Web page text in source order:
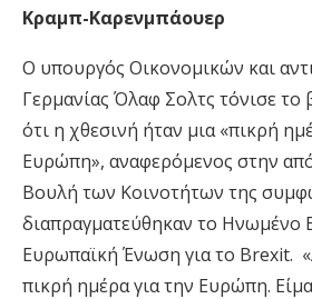
Κραμπ-Καρενμπάουερ
Ο υπουργός Οικονομικών και
Γερμανίας Όλαφ Σολτς τόνισε το
ότι η χθεσινή ήταν μια «πικρή
Ευρώπη», αναφερόμενος στην
Βουλή των Κοινοτήτων της
διαπραγματεύθηκαν το Ηνωμένο
Ευρωπαϊκή Ένωση για το Brexit.
πικρή ημέρα για την Ευρώπη.